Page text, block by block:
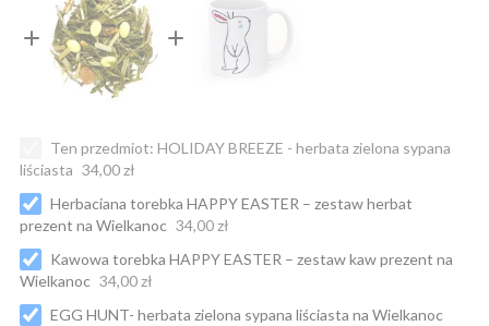
Ten przedmiot:HOLIDAY BREEZE - herbata zielona sypana
liściasta 34,00 zł
Herbaciana torebka HAPPY EASTER – zestaw herbat
prezent na Wielkanoc 34,00 zł
Kawowa torebka HAPPY EASTER – zestaw kaw prezent na
Wielkanoc 34,00 zł
EGG HUNT- herbata zielona sypana liściasta na Wielkanoc